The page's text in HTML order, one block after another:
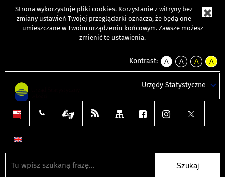
Strona wykorzystuje pliki cookies. Korzystanie z witryny bez
zmiany ustawień Twojej przeglądarki oznacza, że będą one
umieszczane w Twoim urządzeniu końcowym. Zawsze możesz
zmienić te ustawienia.
Kontrast:
A
kontrast
A
kontrast
tekst
czarnym
A
kontrast
tekst
czarnym
A
tekst
żółtym
Urzędy Statystyczne